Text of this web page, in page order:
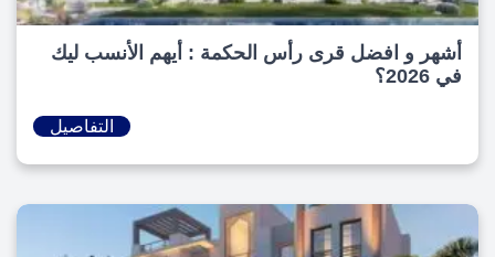
أشهر و افضل قرى رأس الحكمة : أيهم الأنسب ليك
في 2026؟
التفاصيل